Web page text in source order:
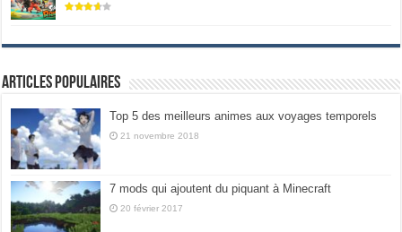
Articles populaires
Top 5 des meilleurs animes aux voyages temporels
21 novembre 2018
7 mods qui ajoutent du piquant à Minecraft
20 février 2017